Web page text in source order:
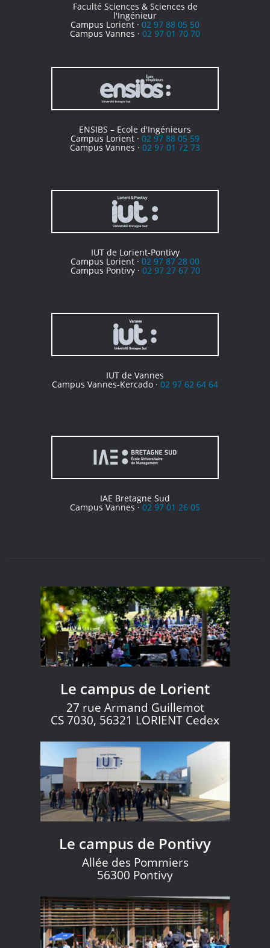
Faculté Sciences & Sciences de
l'Ingénieur
Campus Lorient · 02 97 88 05 50
Campus Vannes · 02 97 01 70 70
ENSIBS – Ecole d'Ingénieurs
Campus Lorient · 02 97 88 05 59
Campus Vannes · 02 97 01 72 73
IUT de Lorient-Pontivy
Campus Lorient · 02 97 87 28 00
Campus Pontivy · 02 97 27 67 70
IUT de Vannes
Campus Vannes-Kercado · 02 97 62 64 64
IAE Bretagne Sud
Campus Vannes ·02 97 01 26 05
Le campus de Lorient
27 rue Armand Guillemot
CS 7030, 56321 LORIENT Cedex
Le campus de Pontivy
Allée des Pommiers
56300 Pontivy